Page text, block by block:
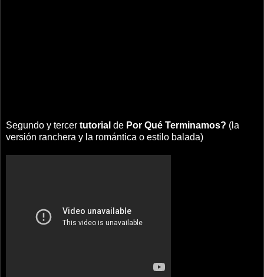
Segundo y tercer tutorial de Por Qué Terminamos? (la
versión ranchera y la romántica o estilo balada)